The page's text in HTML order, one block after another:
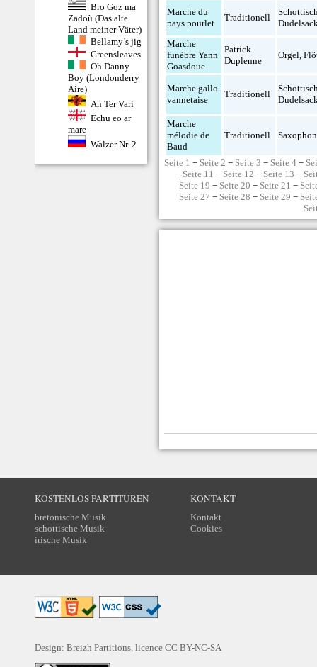
Bro Goz ma
Zadoù (Das alte
Land meiner Väter)
Bellamy’s jig
Greensleaves
Oh Danny
Boy (Londonderry
Aire)
An Ter Vari
Echu eo ar
mare
Walzer Nr. 2
Marche du
pays pourlet
Traditionell
Marche
funèbre Yann
Goasdoue
Patrick
Duplenne
Orgel,
Marche gallo-
vannetaise
Traditionell
Marche
mélodie de
Baud
Traditionell Saxophon
Seite 1 − Seite 2 − Seite 3 − Seite 4 −
− Seite 11 − Seite 12 − Seite 13 −
Seite 19 − Seite 20 − Seite 21 −
Seite 27 − Seite 28 − Seite 29 −
KOSTENLOS PARTITUREN
bretonische Musik
schottische Musik
irische Musik
KONTAKT
Kontakt
Cookies
Design: Breizh Partitions, licence CC BY-NC-SA